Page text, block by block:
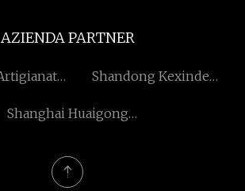
AZIENDA PARTNER
Shandong Kexinde
Shanghai Huaigong